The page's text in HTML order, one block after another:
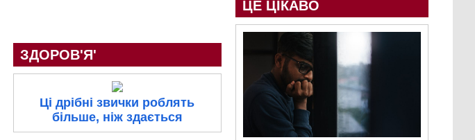
ЗДОРОВ'Я'
Ці дрібні звички роблять
більше, ніж здається
ЦЕ ЦІКАВО